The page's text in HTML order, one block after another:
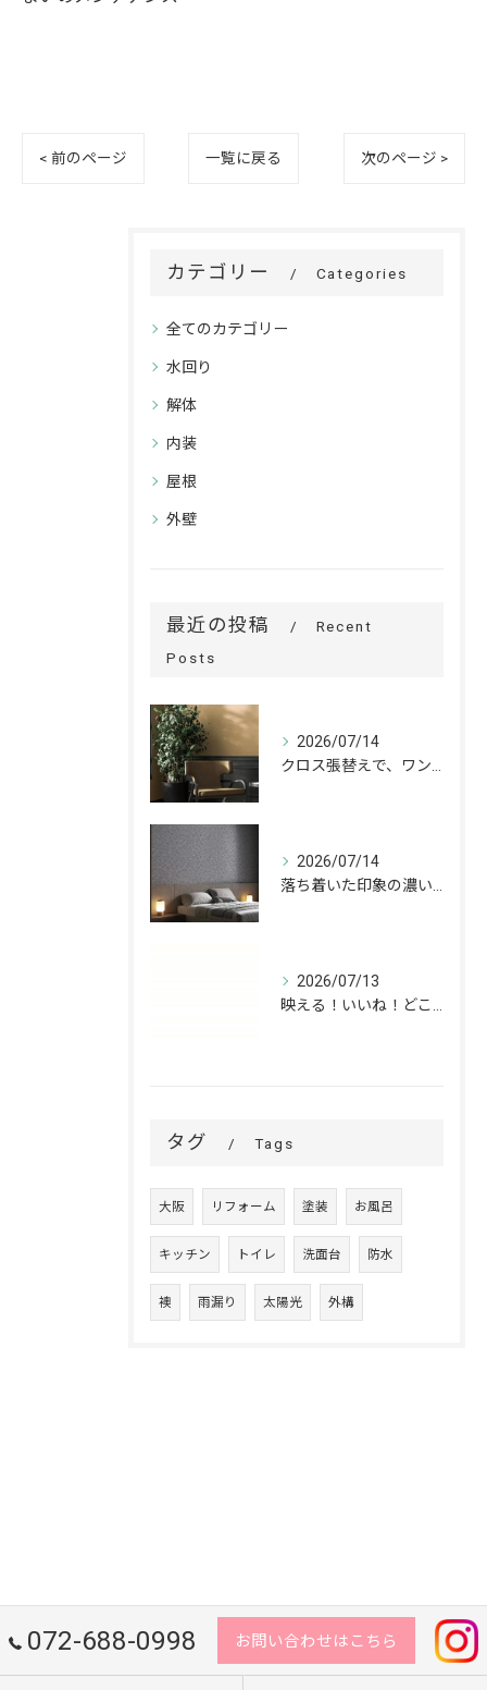
< 前のページ 一覧に戻る 次のページ >
カテゴリー Categories
全てのカテゴリー
水回り
解体
内装
屋根
外壁
最近の投稿
Recent
Posts
2026/07/14
クロス張替えで、ワンランク上の空間へ。
2026/07/14
落ち着いた印象の濃いグレーが、お部屋をワンランク上の空間へ。
2026/07/13
映える！いいね！どこでも高槻✨
タグ Tags
大阪 リフォーム 塗装 お風呂
キッチン トイレ 洗面台 防水
襖 雨漏り 太陽光 外構
072-688-0998 お問い合わせはこちら